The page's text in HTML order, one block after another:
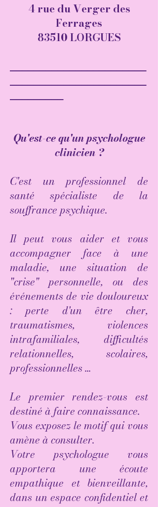
​4 rue du Verger des
Ferrages
83510 LORGUES
Qu'est-ce qu'un psychologue
clinicien ?
C'est un professionnel de
santé spécialiste de la
souffrance psychique.
Il peut vous aider et vous
accompagner face à une
maladie, une situation de
"crise" personnelle, ou des
événements de vie douloureux
: perte d'un être cher,
traumatismes, violences
intrafamiliales, difficultés
relationnelles, scolaires,
professionnelles ...
Le premier rendez-vous est
destiné à faire connaissance.
Vous exposez le motif qui vous
amène à consulter.
Votre psychologue vous
apportera une écoute
empathique et bienveillante,
dans un espace confidentiel et